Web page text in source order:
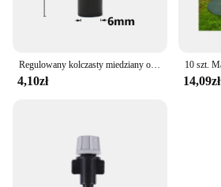
Regulowany kolczasty miedziany opryskiwacz ogrodnictwo nawadnianie zaparowanie zraszacz chłodzenie nawilżanie dezynfekcja opryskiwacz gwint Tee
4,10zł 14,09zł